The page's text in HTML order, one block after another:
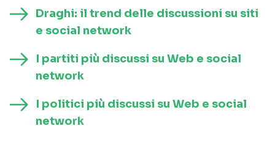
Draghi: il trend delle discussioni su siti
e social network
I partiti più discussi su Web e social
network
I politici più discussi su Web e social
network